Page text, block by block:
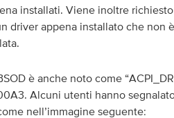
installati. Viene inoltre
driver appena installato che non
è anche noto come
Alcuni utenti hanno
nell’immagine seguente: